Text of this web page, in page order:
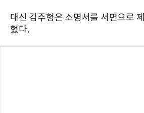
대신 김주형은 소명서를 서면으로
혔다.